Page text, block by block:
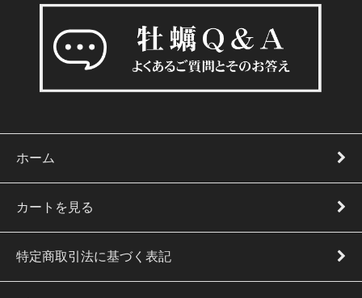
ホーム
カートを見る
特定商取引法に基づく表記